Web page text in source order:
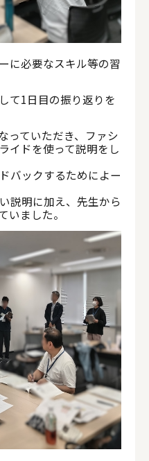
に必要なスキル等の習
て1日目の振り返りを
っていただき、ファシ
イドを使って説明をし
バックするためによー
説明に加え、先生から
いました。